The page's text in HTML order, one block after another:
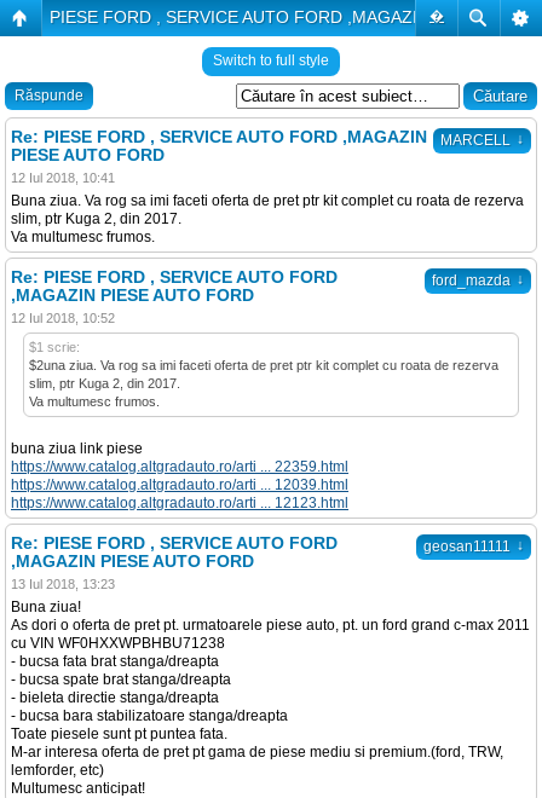
�
PIESE FORD , SERVICE AUTO FORD ,MAGAZIN PIESE AUTO
Switch to full style
Răspunde
MARCELL ↓
Re: PIESE FORD , SERVICE AUTO FORD ,MAGAZIN
PIESE AUTO FORD
12 Iul 2018, 10:41
Buna ziua. Va rog sa imi faceti oferta de pret ptr kit complet cu roata de rezerva
slim, ptr Kuga 2, din 2017.
Va multumesc frumos.
ford_mazda ↓
Re: PIESE FORD , SERVICE AUTO FORD
,MAGAZIN PIESE AUTO FORD
12 Iul 2018, 10:52
$1 scrie:
$2una ziua. Va rog sa imi faceti oferta de pret ptr kit complet cu roata de rezerva
slim, ptr Kuga 2, din 2017.
Va multumesc frumos.
buna ziua link piese
https://www.catalog.altgradauto.ro/arti ... 22359.html
https://www.catalog.altgradauto.ro/arti ... 12039.html
https://www.catalog.altgradauto.ro/arti ... 12123.html
geosan11111 ↓
Re: PIESE FORD , SERVICE AUTO FORD
,MAGAZIN PIESE AUTO FORD
13 Iul 2018, 13:23
Buna ziua!
As dori o oferta de pret pt. urmatoarele piese auto, pt. un ford grand c-max 2011
cu VIN WF0HXXWPBHBU71238
- bucsa fata brat stanga/dreapta
- bucsa spate brat stanga/dreapta
- bieleta directie stanga/dreapta
- bucsa bara stabilizatoare stanga/dreapta
Toate piesele sunt pt puntea fata.
M-ar interesa oferta de pret pt gama de piese mediu si premium.(ford, TRW,
lemforder, etc)
Multumesc anticipat!